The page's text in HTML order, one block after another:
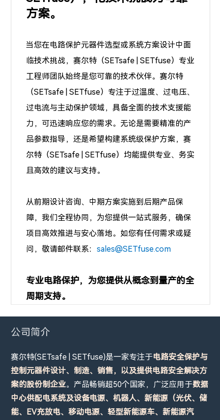
方案。
当您在电路保护元器件选型或系统方案设计中面
临技术挑战，赛尔特（SETsafe | SETfuse）专业
工程师团队始终是您可靠的技术伙伴。赛尔特
（SETsafe | SETfuse）专注于过温度、过电压、
过电流与主动保护领域，具备全面的技术支援能
力，可迅速响应您的需求。无论是需要精准的产
品参数指导，还是希望构建系统级保护方案，赛
尔特（SETsafe | SETfuse）均能提供专业、务实
且高效的建议与支持。
从前期设计咨询、中期方案实施到后期产品保
障，我们全程协同，为您提供一站式服务，确保
项目高效推进与安心落地。如您有任何需求或疑
问，敬请邮件联系：sales@SETfuse.com
专业电路保护，为您提供从概念到量产的全
周期支持。
公司简介
赛尔特(SETsafe | SETfuse)是一家专注于电路安全保护与
控制元器件设计、制造、销售，以及提供电路安全解决方
案的股份制企业。产品畅销超50个国家，广泛应用于数据
中心供配电系统及设备电源、机器人、新能源（光伏、储
能、EV充放电、移动电源、轻型新能源车、新能源汽